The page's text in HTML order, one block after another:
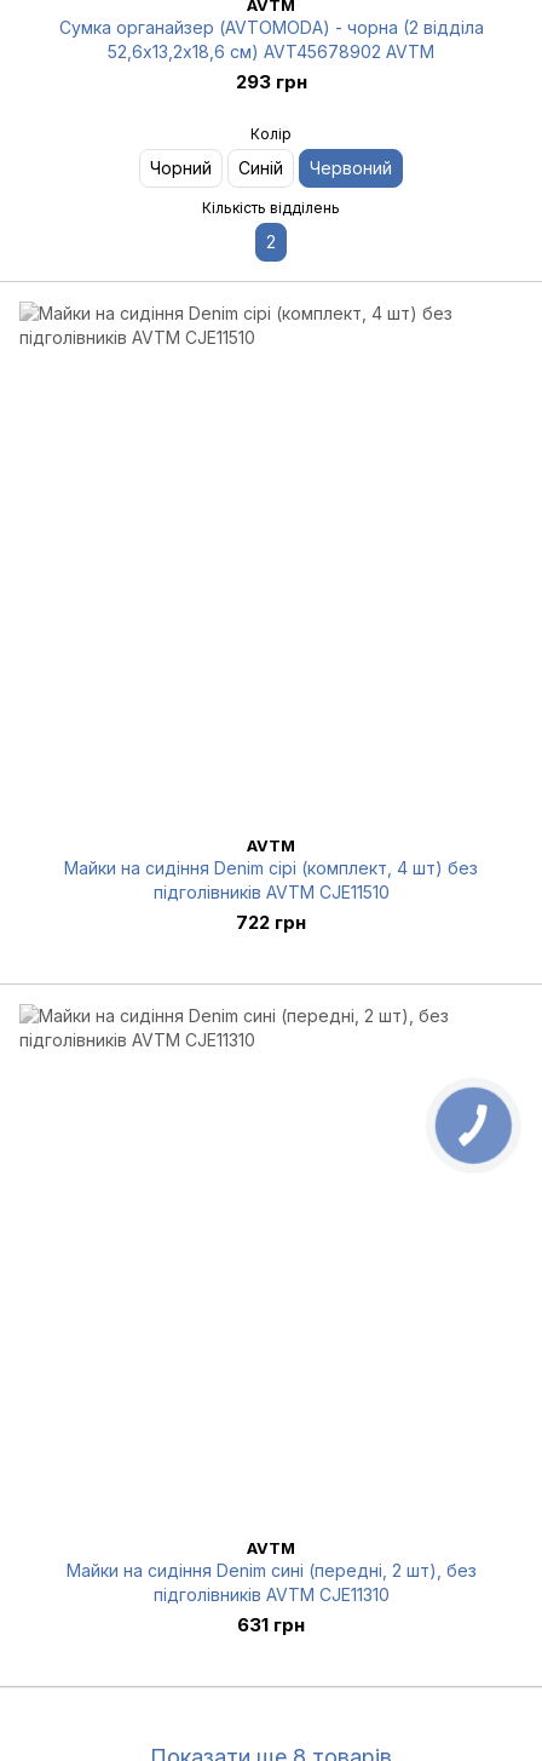
AVTM
Сумка органайзер (AVTOMODA) - чорна (2 відділа
52,6х13,2х18,6 см) AVT45678902 AVTM
293 грн
Колір
Чорний Синій Червоний
Кількість відділень
2
AVTM
Майки на сидіння Denim сірі (комплект, 4 шт) без
підголівників AVTM CJE11510
722 грн
AVTM
Майки на сидіння Denim сині (передні, 2 шт), без
підголівників AVTM CJE11310
631 грн